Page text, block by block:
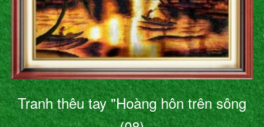
Tranh thêu tay "Hoàng hôn trên sông